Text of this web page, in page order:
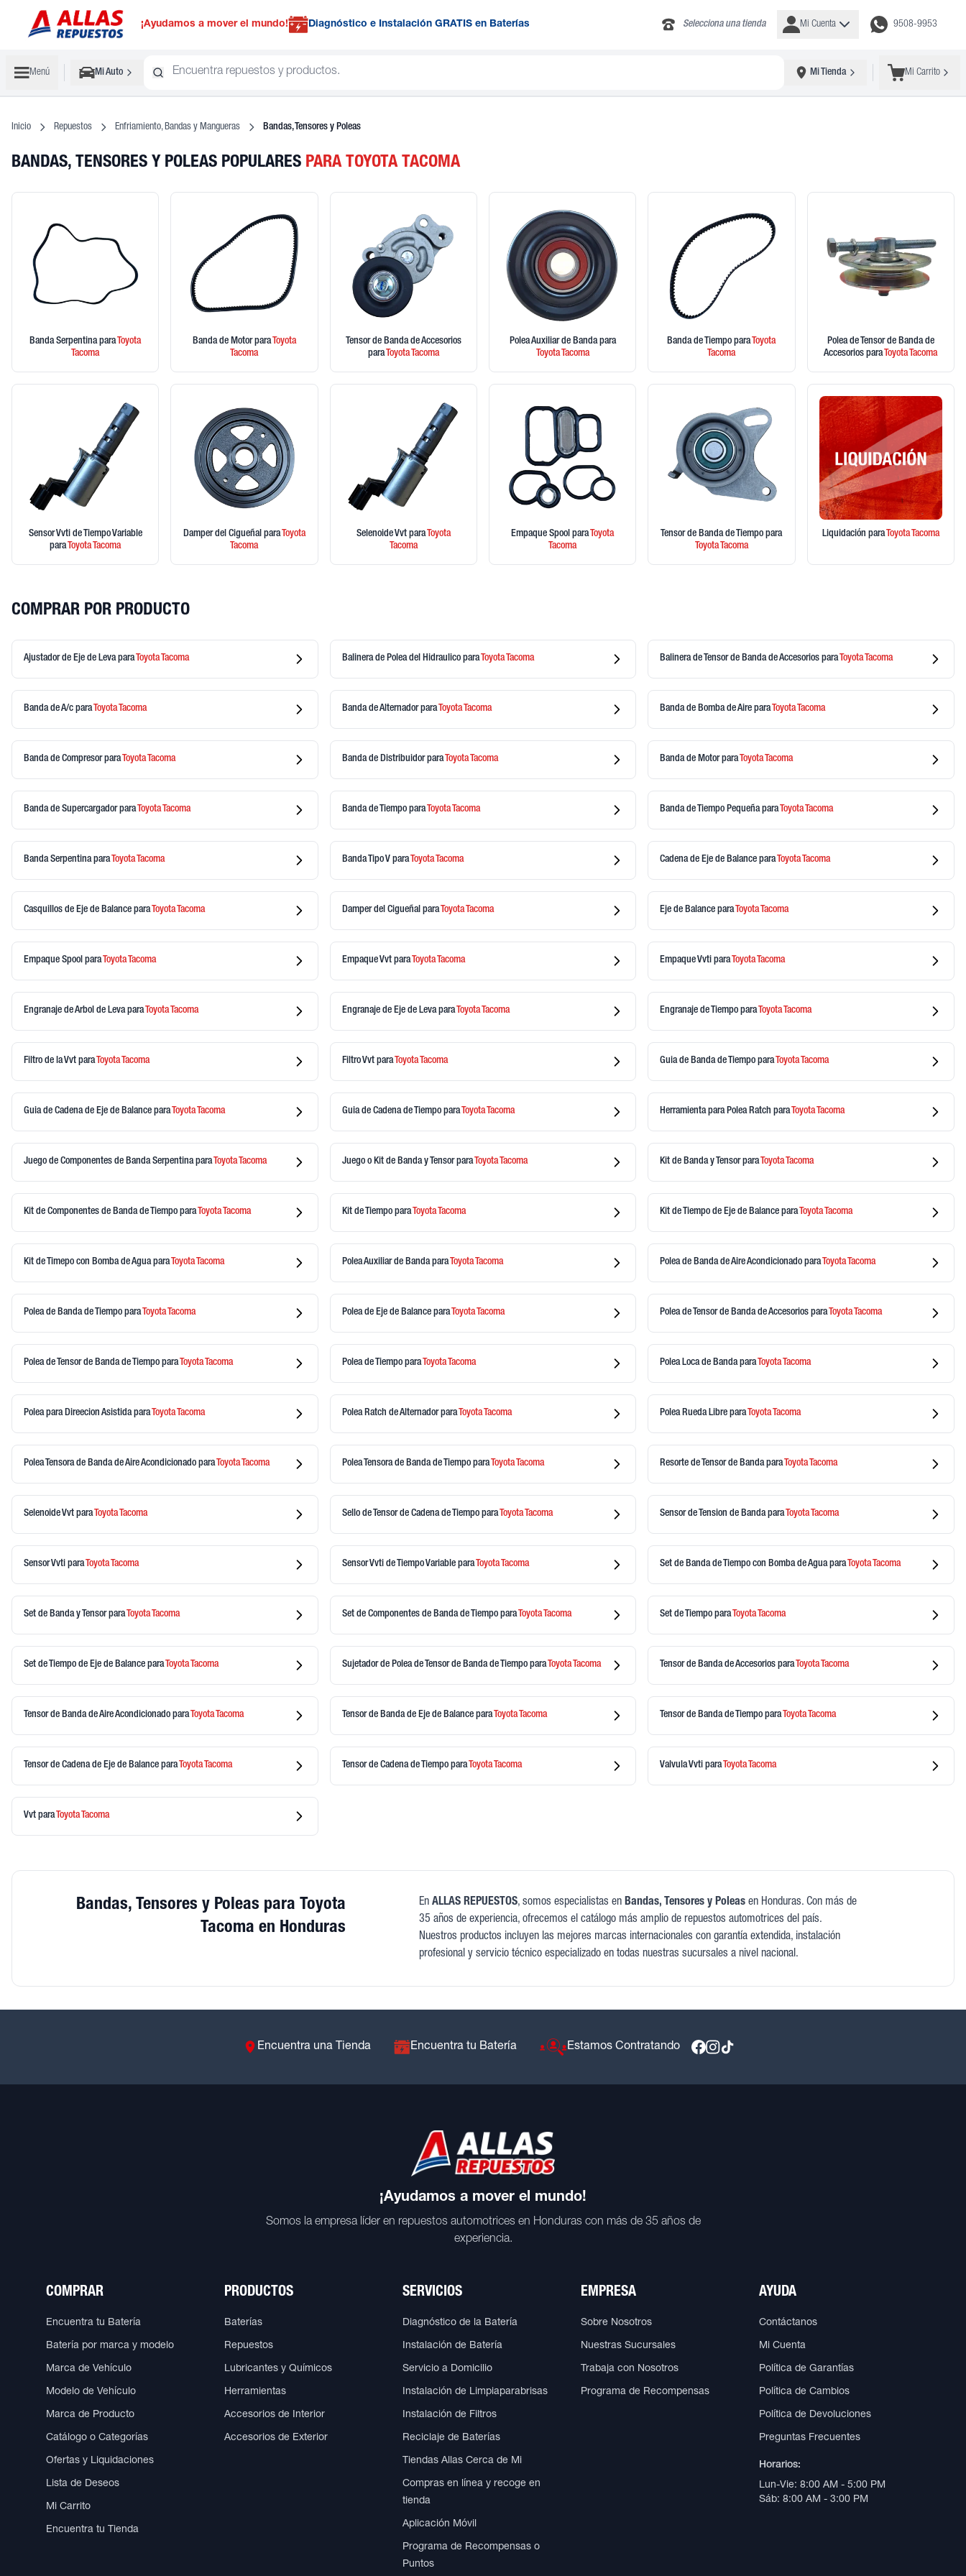
¡Ayudamos a mover el mundo! Diagnóstico e Instalación GRATIS en Baterías Selecciona una tienda Mi Cuenta 9508-9953
Menú Mi Auto Mi Tienda Mi Carrito
Inicio Repuestos Enfriamiento, Bandas y Mangueras Bandas, Tensores y Poleas
BANDAS, TENSORES Y POLEAS POPULARES PARA TOYOTA TACOMA
Banda Serpentina para Toyota
Tacoma
Banda de Motor para Toyota
Tacoma
Tensor de Banda de Accesorios
para ToyotaTacoma
Polea Auxiliar de Banda para
ToyotaTacoma
Banda de Tiempo para Toyota
Tacoma
Polea de Tensor de Banda de
Accesorios para ToyotaTacoma
Sensor Vvti de Tiempo Variable
paraToyotaTacoma
Damper del Cigueñal paraToyota
Tacoma
Selenoide Vvt paraToyota
Tacoma
Empaque SpoolparaToyota
Tacoma
Tensor de Banda de Tiempopara
ToyotaTacoma
Liquidación paraToyotaTacoma
COMPRAR POR PRODUCTO
Ajustador de Eje de Leva para ToyotaTacoma Balinera de Polea del Hidraulico para ToyotaTacoma Balinera de Tensor de Banda de Accesorios para ToyotaTacoma
Banda de A/c para ToyotaTacoma Banda de Alternador para ToyotaTacoma Banda de Bomba de Aire para ToyotaTacoma
Banda de Compresor para ToyotaTacoma Banda de Distribuidor para ToyotaTacoma Banda de Motor para ToyotaTacoma
Banda de Supercargador para ToyotaTacoma Banda de Tiempo para ToyotaTacoma Banda de Tiempo Pequeña para ToyotaTacoma
Banda Serpentina para ToyotaTacoma Banda Tipo V para ToyotaTacoma Cadena de Eje de Balance para ToyotaTacoma
Casquillos de Eje de Balance para ToyotaTacoma Damper del Cigueñal para ToyotaTacoma Eje de Balance para ToyotaTacoma
Empaque Spool para ToyotaTacoma Empaque Vvt para ToyotaTacoma Empaque Vvti para ToyotaTacoma
Engranaje de Arbol de Leva para ToyotaTacoma Engranaje de Eje de Leva para ToyotaTacoma Engranaje de Tiempo para ToyotaTacoma
Filtro de la Vvt para ToyotaTacoma Filtro Vvt para ToyotaTacoma Guia de Banda de Tiempo para ToyotaTacoma
Guia de Cadena de Eje de Balance para ToyotaTacoma Guia de Cadena de Tiempo para ToyotaTacoma Herramienta para Polea Ratch para ToyotaTacoma
Juego de Componentes de Banda Serpentina para ToyotaTacoma Juego o Kit de Banda y Tensor para ToyotaTacoma Kit de Banda y Tensor para ToyotaTacoma
Kit de Componentes de Banda de Tiempo para ToyotaTacoma Kit de Tiempo para ToyotaTacoma Kit de Tiempo de Eje de Balance para ToyotaTacoma
Kit de Timepo con Bomba de Agua para ToyotaTacoma Polea Auxiliar de Banda para ToyotaTacoma Polea de Banda de Aire Acondicionado para ToyotaTacoma
Polea de Banda de Tiempo para ToyotaTacoma Polea de Eje de Balance para ToyotaTacoma Polea de Tensor de Banda de Accesorios para ToyotaTacoma
Polea de Tensor de Banda de Tiempo para ToyotaTacoma Polea de Tiempo para ToyotaTacoma Polea Loca de Banda para ToyotaTacoma
Polea para Direecion Asistida para ToyotaTacoma Polea Ratch de Alternador para ToyotaTacoma Polea Rueda Libre para ToyotaTacoma
Polea Tensora de Banda de Aire Acondicionado para ToyotaTacoma Polea Tensora de Banda de Tiempo para ToyotaTacoma Resorte de Tensor de Banda para ToyotaTacoma
Selenoide Vvt para ToyotaTacoma Sello de Tensor de Cadena de Tiempo para ToyotaTacoma Sensor de Tension de Banda para ToyotaTacoma
Sensor Vvti para ToyotaTacoma Sensor Vvti de Tiempo Variable para ToyotaTacoma Set de Banda de Tiempo con Bomba de Agua para ToyotaTacoma
Set de Banda y Tensor para ToyotaTacoma Set de Componentes de Banda de Tiempo para ToyotaTacoma Set de Tiempo para ToyotaTacoma
Set de Tiempo de Eje de Balance para ToyotaTacoma Sujetador de Polea de Tensor de Banda de Tiempo para ToyotaTacoma Tensor de Banda de Accesorios para ToyotaTacoma
Tensor de Banda de Aire Acondicionado para ToyotaTacoma Tensor de Banda de Eje de Balance para ToyotaTacoma Tensor de Banda de Tiempo para ToyotaTacoma
Tensor de Cadena de Eje de Balance para ToyotaTacoma Tensor de Cadena de Tiempo para ToyotaTacoma Valvula Vvti para ToyotaTacoma
Vvt para ToyotaTacoma
Bandas, Tensores y Poleas para Toyota
Tacoma en Honduras
En ALLAS REPUESTOS, somos especialistas en Bandas, Tensores y Poleasen Honduras. Con más de
35 años de experiencia, ofrecemos el catálogo más amplio de repuestos automotrices del país.
Nuestros productos incluyen las mejores marcas internacionales con garantía extendida, instalación
profesional y servicio técnico especializado en todas nuestras sucursales a nivel nacional.
Encuentra una Tienda Encuentra tu Batería Estamos Contratando
¡Ayudamos a mover el mundo!
Somos la empresa líder en repuestos automotrices en Honduras con más de 35 años de
experiencia.
COMPRAR
Encuentra tu Batería
Batería por marca y modelo
Marca de Vehículo
Modelo de Vehículo
Marca de Producto
Catálogo o Categorías
Ofertas y Liquidaciones
Lista de Deseos
Mi Carrito
Encuentra tu Tienda
PRODUCTOS
Baterías
Repuestos
Lubricantes y Químicos
Herramientas
Accesorios de Interior
Accesorios de Exterior
SERVICIOS
Diagnóstico de la Batería
Instalación de Batería
Servicio a Domicilio
Instalación de Limpiaparabrisas
Instalación de Filtros
Reciclaje de Baterías
Tiendas Allas Cerca de Mi
Compras en línea y recoge en
tienda
Aplicación Móvil
Programa de Recompensas o
Puntos
EMPRESA
Sobre Nosotros
Nuestras Sucursales
Trabaja con Nosotros
Programa de Recompensas
AYUDA
Contáctanos
Mi Cuenta
Política de Garantías
Política de Cambios
Política de Devoluciones
Preguntas Frecuentes
Horarios:
Lun-Vie: 8:00 AM - 5:00 PM
Sáb: 8:00 AM - 3:00 PM